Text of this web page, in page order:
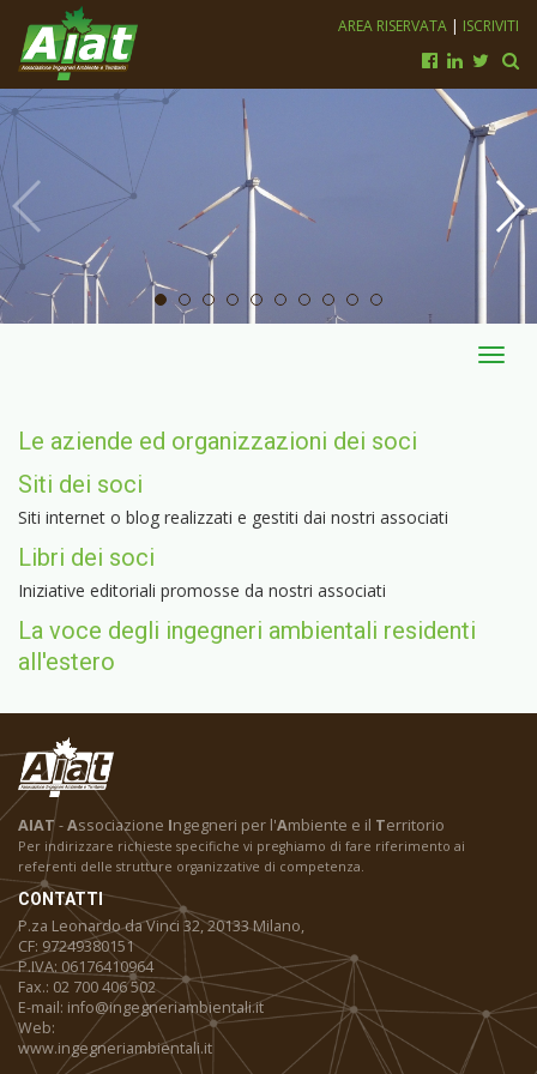
AREA RISERVATA | ISCRIVITI
Le aziende ed organizzazioni dei soci
Siti dei soci
Siti internet o blog realizzati e gestiti dai nostri associati
Libri dei soci
Iniziative editoriali promosse da nostri associati
La voce degli ingegneri ambientali residenti
all'estero
AIAT-Associazione Ingegneri per l'Ambiente e il Territorio
Per indirizzare richieste specifiche vi preghiamo di fare riferimento ai
referenti delle strutture organizzative di competenza.
CONTATTI
P.za Leonardo da Vinci 32, 20133 Milano,
CF: 97249380151
P.IVA: 06176410964
Fax.: 02 700 406 502
E-mail: info@ingegneriambientali.it
Web:
www.ingegneriambientali.it